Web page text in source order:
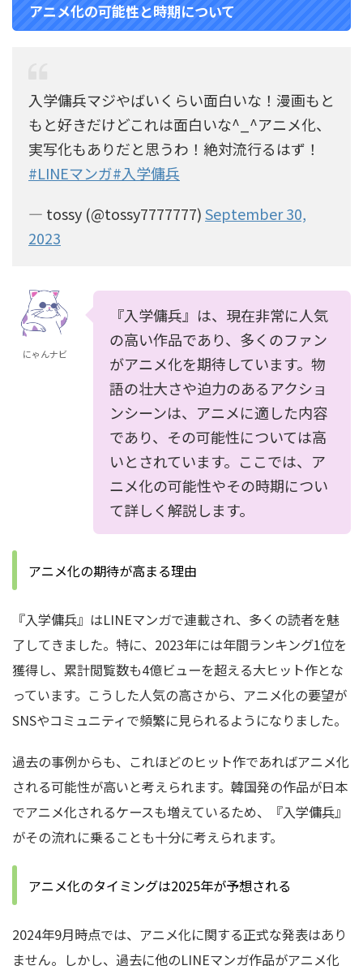
アニメ化の可能性と時期について
入学傭兵マジやばいくらい面白いな！漫画もと
もと好きだけどこれは面白いな^_^アニメ化、
実写化もありだと思うわ！絶対流行るはず！
#LINEマンガ#入学傭兵
— tossy (@tossy7777777)September 30,
2023
にゃんナビ
『入学傭兵』は、現在非常に人気
の高い作品であり、多くのファン
がアニメ化を期待しています。物
語の壮大さや迫力のあるアクショ
ンシーンは、アニメに適した内容
であり、その可能性については高
いとされています。ここでは、ア
ニメ化の可能性やその時期につい
て詳しく解説します。
アニメ化の期待が高まる理由
『入学傭兵』はLINEマンガで連載され、多くの読者を魅
了してきました。特に、2023年には年間ランキング1位を
獲得し、累計閲覧数も4億ビューを超える大ヒット作とな
っています。こうした人気の高さから、アニメ化の要望が
SNSやコミュニティで頻繁に見られるようになりました。
過去の事例からも、これほどのヒット作であればアニメ化
される可能性が高いと考えられます。韓国発の作品が日本
でアニメ化されるケースも増えているため、『入学傭兵』
がその流れに乗ることも十分に考えられます。
アニメ化のタイミングは2025年が予想される
2024年9月時点では、アニメ化に関する正式な発表はあり
ません。しかし、過去に他のLINEマンガ作品がアニメ化